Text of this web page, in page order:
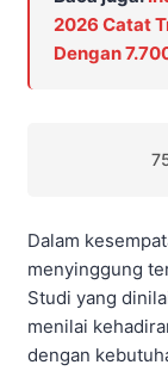
2026 Catat
Dengan
Dalam
menyinggung
Studi yang
menilai
dengan